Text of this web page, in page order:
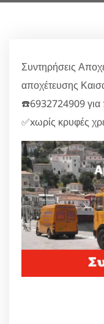
Συντηρήσεις
αποχέτευσης
☎️6932724909
✅xωρίς κρυφές